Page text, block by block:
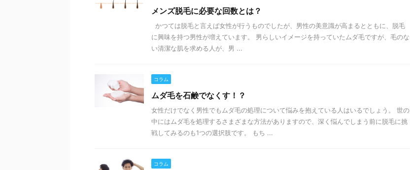
メンズ脱毛に必要な回数とは？
かつては脱毛と言えば女性が行うものでしたが、男性の美意識が高まるとともに、脱毛
に興味を持つ男性が増えています。 男らしいイメージを持っていたムダ毛ですが、毛のな
い清潔な肌を求める人が、男 ...
コラム
ムダ毛を石鹸でなくす！？
女性だけでなく男性でもムダ毛の処理について悩みを抱えている人はいるでしょう。 世の
中にはムダ毛を処理するさまざまな方法がありますので、深く悩んでしまう前に脱毛に挑
戦してみるのも1つの選択肢です。 もち ...
コラム